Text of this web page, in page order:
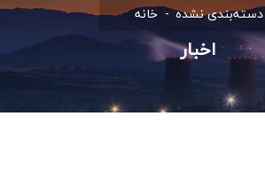
خانه دسته‌بندی نشده
اخبار